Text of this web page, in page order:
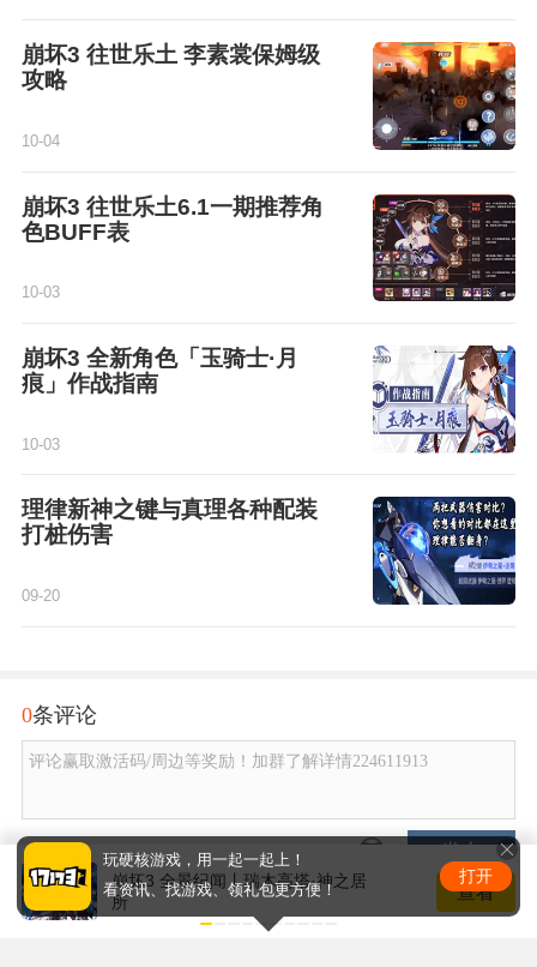
崩坏3 往世乐土 李素裳保姆级
攻略
10-04
崩坏3 往世乐土6.1一期推荐角
色BUFF表
10-03
崩坏3 全新角色「玉骑士·月
痕」作战指南
10-03
理律新神之键与真理各种配装
打桩伤害
09-20
0条评论
评论赢取激活码/周边等奖励！加群了解详情224611913
发布
崩坏3 全景纪闻丨瑞木高塔·神之居
所
查看
玩硬核游戏，用一起一起上！
看资讯、找游戏、领礼包更方便！
打开